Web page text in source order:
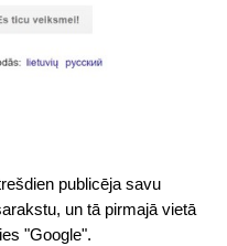
publicēja savu
un tā pirmajā vietā
"Google".